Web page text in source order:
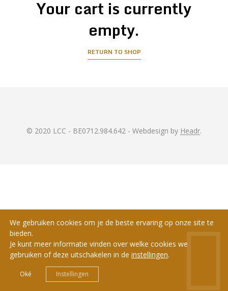
Your cart is currently
empty.
RETURN TO SHOP
© 2020 LCC - BE0712.984.642 - Webdesign by Headr.
We gebruiken cookies om je de beste ervaring op onze site te
bieden.
Je kunt meer informatie vinden over welke cookies we
gebruiken of deze uitschakelen in de instellingen.
Oké Instellingen